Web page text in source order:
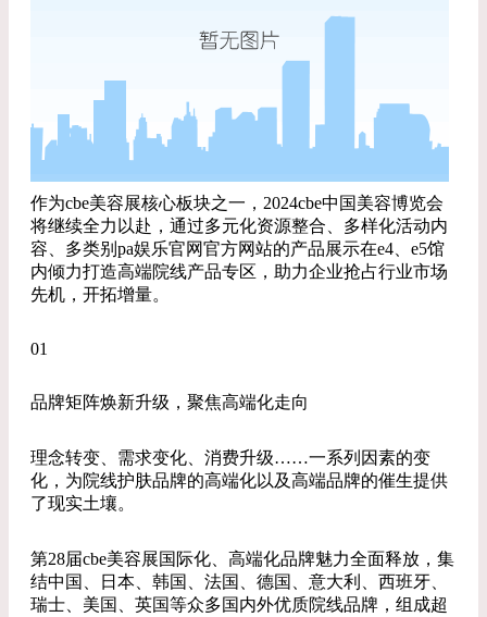
作为cbe美容展核心板块之一，2024cbe中国美容博览会
将继续全力以赴，通过多元化资源整合、多样化活动内
容、多类别pa娱乐官网官方网站的产品展示在e4、e5馆
内倾力打造高端院线产品专区，助力企业抢占行业市场
先机，开拓增量。
01
品牌矩阵焕新升级，聚焦高端化走向
理念转变、需求变化、消费升级……一系列因素的变
化，为院线护肤品牌的高端化以及高端品牌的催生提供
了现实土壤。
第28届cbe美容展国际化、高端化品牌魅力全面释放，集
结中国、日本、韩国、法国、德国、意大利、西班牙、
瑞士、美国、英国等众多国内外优质院线品牌，组成超